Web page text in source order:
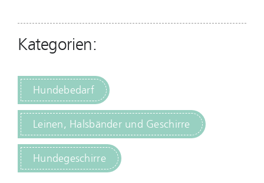
Kategorien:
Hundebedarf
Leinen, Halsbänder und Geschirre
Hundegeschirre